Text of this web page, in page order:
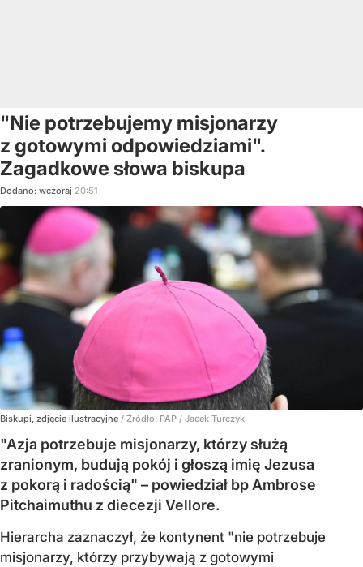
"Nie potrzebujemy misjonarzy
z gotowymi odpowiedziami".
Zagadkowe słowa biskupa
Dodano: wczoraj 20:51
Biskupi, zdjęcie ilustracyjne / Źródło: PAP / Jacek Turczyk
"Azja potrzebuje misjonarzy, którzy służą
zranionym, budują pokój i głoszą imię Jezusa
z pokorą i radością" – powiedział bp Ambrose
Pitchaimuthu z diecezji Vellore.
Hierarcha zaznaczył, że kontynent "nie potrzebuje
misjonarzy, którzy przybywają z gotowymi